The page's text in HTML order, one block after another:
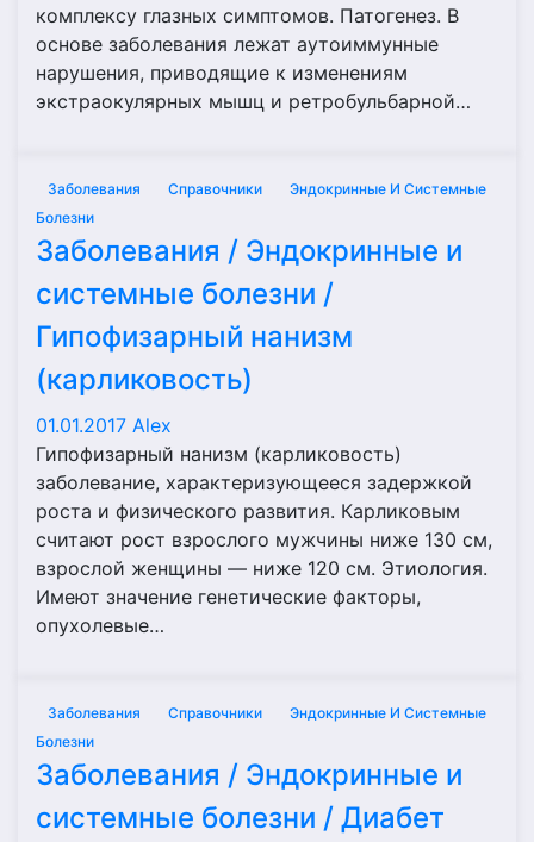
комплексу глазных симптомов. Патогенез. В
основе заболевания лежат аутоиммунные
нарушения, приводящие к изменениям
экстраокулярных мышц и ретробульбарной…
Заболевания Справочники
Эндокринные И Системные
Болезни
Заболевания / Эндокринные и
системные болезни /
Гипофизарный нанизм
(карликовость)
01.01.2017 Alex
Гипофизарный нанизм (карликовость)
заболевание, характеризующееся задержкой
роста и физического развития. Карликовым
считают рост взрослого мужчины ниже 130 см,
взрослой женщины — ниже 120 см. Этиология.
Имеют значение генетические факторы,
опухолевые…
Заболевания Справочники
Эндокринные И Системные
Болезни
Заболевания / Эндокринные и
системные болезни / Диабет